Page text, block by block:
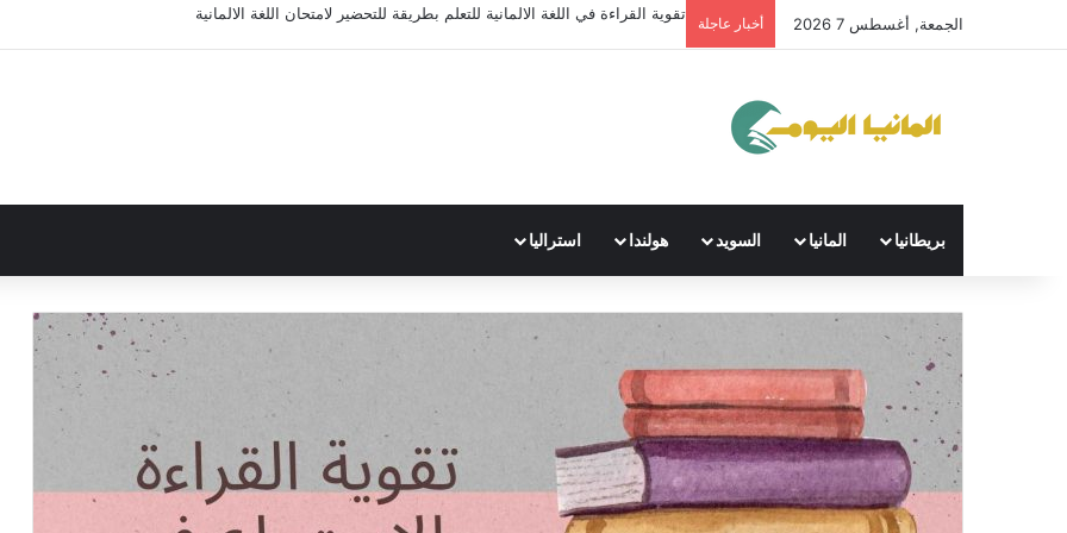
الجمعة, أغسطس 7 2026 أخبار عاجلة
تقوية القراءة في اللغة الالمانية للتعلم بطريقة للتحضير لامتحان اللغة الالمانية
بريطانيا المانيا السويد هولندا استراليا